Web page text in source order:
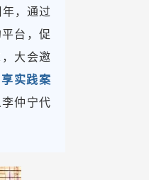
，通过
台，促
大会邀
实践案
仲宁代